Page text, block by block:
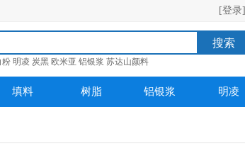
[登录]
搜索
粉 明凌 炭黑 欧米亚 铝银浆 苏达山颜料
填料 树脂 铝银浆 明凌